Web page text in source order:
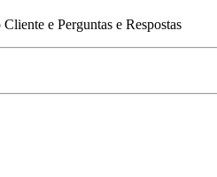
e Perguntas e Respostas